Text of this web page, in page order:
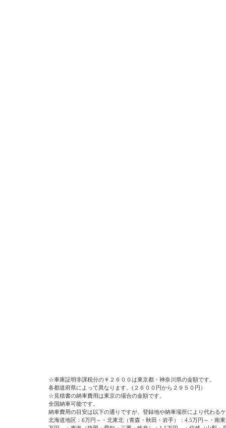
☆車庫証明非課税分の￥２６００は東京都・神奈川県の金額です。
各都道府県によって異なります。(２６００円から２９５０円）
☆見積書の納車費用は東京の場合の金額です。
全国納車可能です。
納車費用の目安は以下の通りですが、登録地や納車場所により代わる
北海道地区：6万円～・北東北（青森・秋田・岩手）：4.5万円～・南